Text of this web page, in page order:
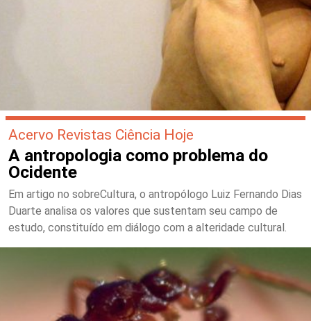
Acervo Revistas Ciência Hoje
A antropologia como problema do
Ocidente
Em artigo no sobreCultura, o antropólogo Luiz Fernando Dias
Duarte analisa os valores que sustentam seu campo de
estudo, constituído em diálogo com a alteridade cultural.